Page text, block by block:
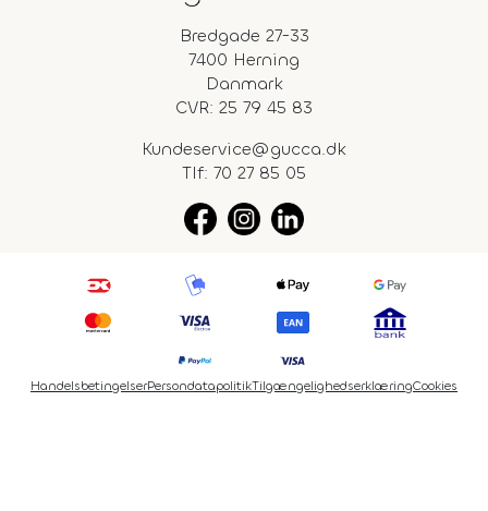
Bredgade 27-33
7400 Herning
Danmark
CVR: 25 79 45 83
Kundeservice@gucca.dk
Tlf: 70 27 85 05
HandelsbetingelserPersondatapolitikTilgængelighedserklæringCookies